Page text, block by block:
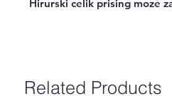
Hirurski celik prising moze
Related Products